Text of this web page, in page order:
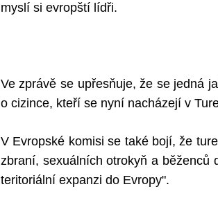
myslí si evropští lídři.
Ve zprávě se upřesňuje, že se jedná
o cizince, kteří se nyní nacházejí v
V Evropské komisi se také bojí, že
zbraní, sexuálních otrokyň a běženců
teritoriální expanzi do Evropy".